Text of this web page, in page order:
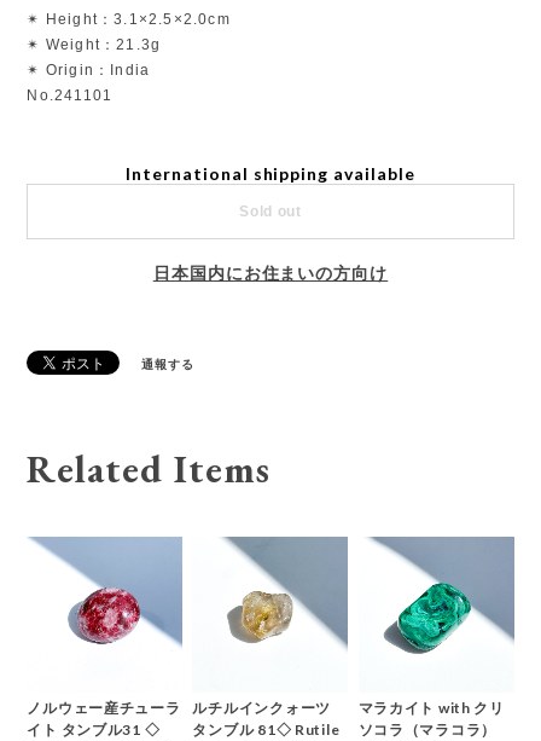
✴︎ Height：3.1×2.5×2.0cm
✴︎ Weight：21.3g
✴︎ Origin：India
No.241101
International shipping available
Sold out
日本国内にお住まいの方向け
通報する
Related Items
ノルウェー産チューラ
イト タンブル31 ◇
ルチルインクォーツ
タンブル 81◇ Rutile
マラカイト with クリ
ソコラ（マラコラ）